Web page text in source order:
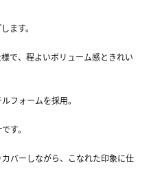
ます。
で、程よいボリューム感ときれい
フォームを採用。
す。
バーしながら、こなれた印象に仕